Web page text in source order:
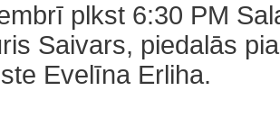
plkst 6:30 PM
Saivars, piedalās
Evelīna Erliha.